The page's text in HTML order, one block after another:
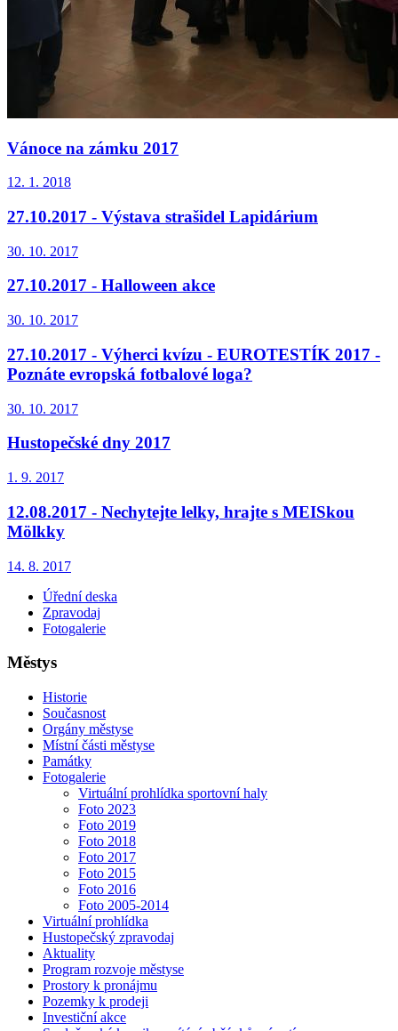
Vánoce na zámku 2017
12. 1. 2018
27.10.2017 - Výstava strašidel Lapidárium
30. 10. 2017
27.10.2017 - Halloween akce
30. 10. 2017
27.10.2017 - Výherci kvízu - EUROTESTÍK 2017 -
Poznáte evropská fotbalové loga?
30. 10. 2017
Hustopečské dny 2017
1. 9. 2017
12.08.2017 - Nechytejte lelky, hrajte s MEISkou
Mölkky
14. 8. 2017
Úřední deska
Zpravodaj
Fotogalerie
Městys
Historie
Současnost
Orgány městyse
Místní části městyse
Památky
Fotogalerie
Virtuální prohlídka sportovní haly
Foto 2023
Foto 2019
Foto 2018
Foto 2017
Foto 2015
Foto 2016
Foto 2005-2014
Virtuální prohlídka
Hustopečský zpravodaj
Aktuality
Program rozvoje městyse
Prostory k pronájmu
Pozemky k prodeji
Investiční akce